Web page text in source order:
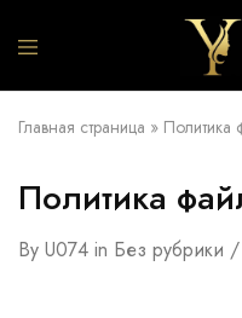
Модница
Маникюр
Брови
Парикмахер
Главная страница » Политика
Политика
By U074 in Без рубрики